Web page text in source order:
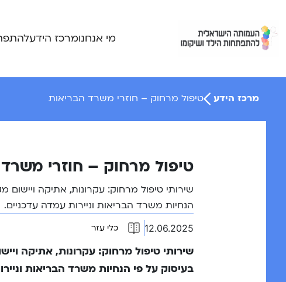
content
מי אנחנומרכז הידע
מרכז הידע טיפול מרחוק – חוזרי משרד הבריאות
טיפול מרחוק – חוזרי
שירותי טיפול מרחוק: עקרונות, אתיקה ויישום
הנחיות משרד הבריאות וניירות עמדה עדכניים.
12.06.2025 כלי עזר
שירותי טיפול מרחוק: עקרונות, אתיקה
בעיסוק על פי הנחיות משרד הבריאות